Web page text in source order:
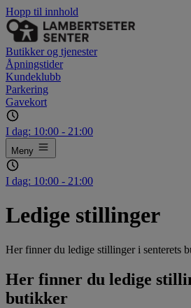
Hopp til innhold
Butikker og tjenester
Åpningstider
Kundeklubb
Parkering
Gavekort
I dag: 10:00 - 21:00
Meny
I dag: 10:00 - 21:00
Ledige stillinger
Her finner du ledige stillinger i senterets
Her finner du ledige
butikker